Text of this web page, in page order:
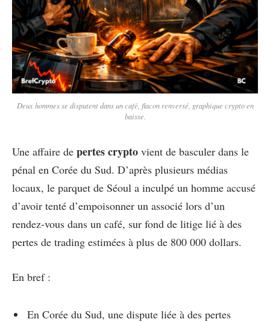
Deux hommes se disputent dans un café, flacon renversé, graphique crypto en
baisse.
Une affaire de pertes crypto vient de basculer dans le
pénal en Corée du Sud. D’après plusieurs médias
locaux, le parquet de Séoul a inculpé un homme accusé
d’avoir tenté d’empoisonner un associé lors d’un
rendez-vous dans un café, sur fond de litige lié à des
pertes de trading estimées à plus de 800 000 dollars.
En bref :
En Corée du Sud, une dispute liée à des pertes